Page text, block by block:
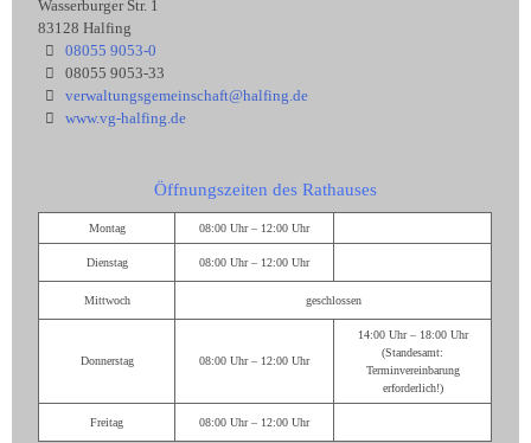
Wasserburger Str. 1
83128 Halfing
08055 9053-0
08055 9053-33
verwaltungsgemeinschaft@halfing.de
www.vg-halfing.de
Öffnungszeiten des Rathauses
Montag 08:00 Uhr – 12:00 Uhr
Dienstag 08:00 Uhr – 12:00 Uhr
Mittwoch geschlossen
Donnerstag 08:00 Uhr – 12:00 Uhr
14:00 Uhr – 18:00 Uhr
(Standesamt:
Terminvereinbarung
erforderlich!)
Freitag 08:00 Uhr – 12:00 Uhr